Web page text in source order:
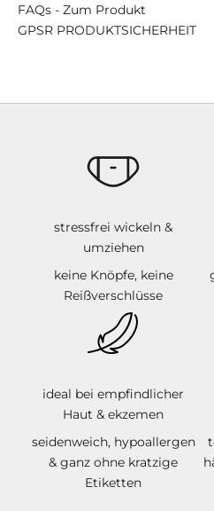
FAQs - Zum Produkt
GPSR PRODUKTSICHERHEIT
stressfrei wickeln &
umziehen
keine Knöpfe, keine
Reißverschlüsse
ideal bei empfindlicher
Haut & ekzemen
seidenweich, hypoallergen
& ganz ohne kratzige
Etiketten